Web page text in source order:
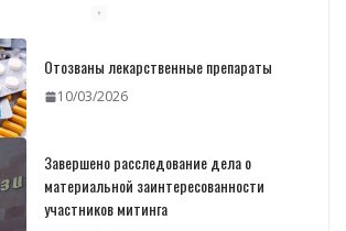
Завершено расследование дела о
материальной заинтересованности
участников митинга
Печать идентификационных карт уже
началась: В министерстве состоялась